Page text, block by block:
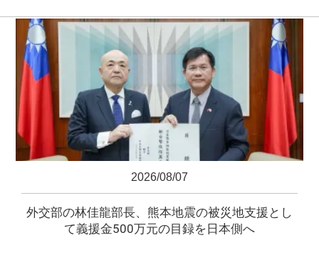
2026/08/07
外交部の林佳龍部長、熊本地震の被災地支援とし
て義援金500万元の目録を日本側へ